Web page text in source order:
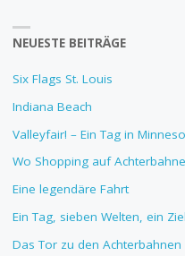
NEUESTE BEITRÄGE
Six Flags St. Louis
Indiana Beach
Valleyfair! – Ein Tag in
Wo Shopping auf
Eine legendäre Fahrt
Ein Tag, sieben Welten, ein Ziel
Das Tor zu den Achterbahnen